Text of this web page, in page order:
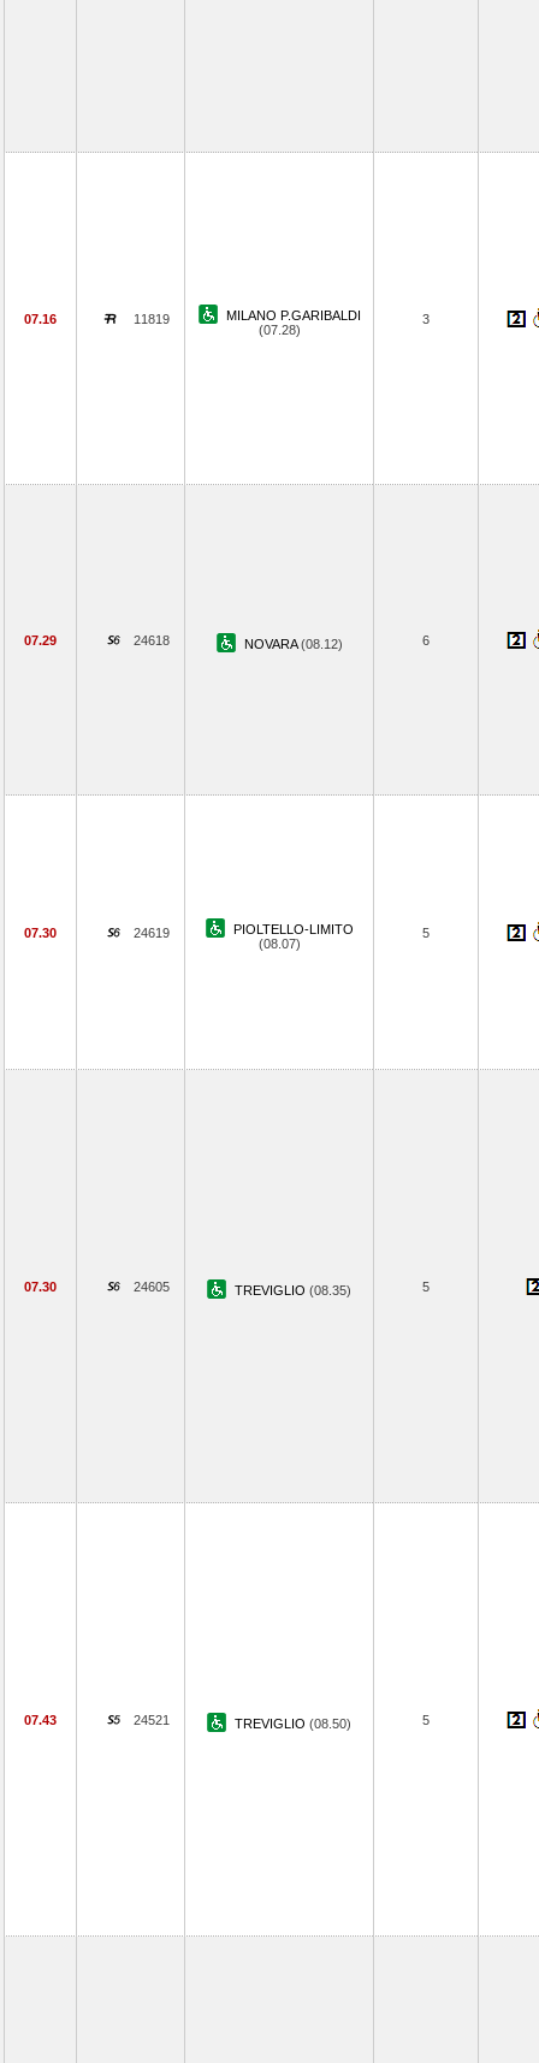
07.16 11819
MILANO P.GARIBALDI
(07.28)
3
07.29 24618 NOVARA(08.12) 6
07.30 24619
PIOLTELLO-LIMITO
(08.07)
5
07.30 24605 TREVIGLIO (08.35) 5
07.43 24521 TREVIGLIO (08.50) 5